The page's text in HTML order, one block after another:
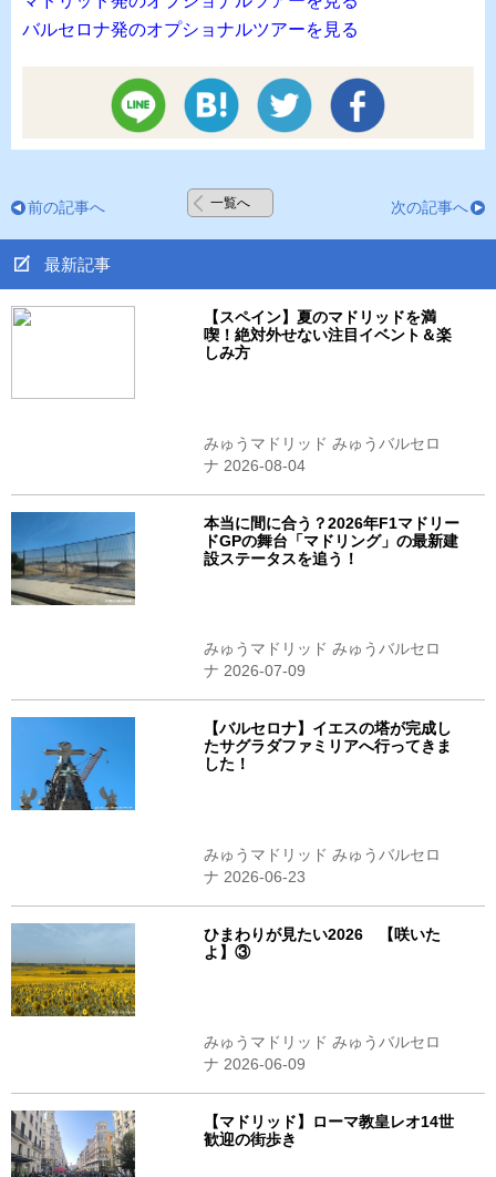
バルセロナ発のオプショナルツアーを見る
前の記事へ 一覧へ 次の記事へ
最新記事
【スペイン】夏のマドリッドを満
喫！絶対外せない注目イベント＆楽
しみ方
みゅうマドリッド みゅうバルセロ
ナ 2026-08-04
本当に間に合う？2026年F1マドリー
ドGPの舞台「マドリング」の最新建
設ステータスを追う！
みゅうマドリッド みゅうバルセロ
ナ 2026-07-09
【バルセロナ】イエスの塔が完成し
たサグラダファミリアへ行ってきま
した！
みゅうマドリッド みゅうバルセロ
ナ 2026-06-23
ひまわりが見たい2026 【咲いた
よ】③
みゅうマドリッド みゅうバルセロ
ナ 2026-06-09
【マドリッド】ローマ教皇レオ14世
歓迎の街歩き